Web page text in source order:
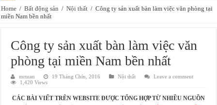
Home / Bất động sản / Nội thất / Công ty sản xuất bàn làm việc văn phòng tại
miền Nam bền nhất
Công ty sản xuất bàn làm việc văn
phòng tại miền Nam bền nhất
mrtuan 19 Tháng Chín, 2016 Nội thất
Leave a comment
1,420 Views
CÁC BÀI VIẾT TRÊN WEBSITE ĐƯỢC TỔNG HỢP TỪ NHIỀU NGUỒN